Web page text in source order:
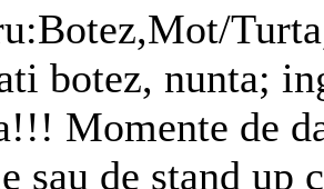
botez, nunta;
Momente de
sau de stand up